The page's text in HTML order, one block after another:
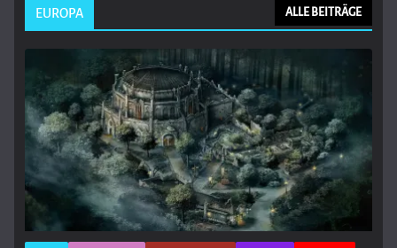
EUROPA ALLE BEITRÄGE